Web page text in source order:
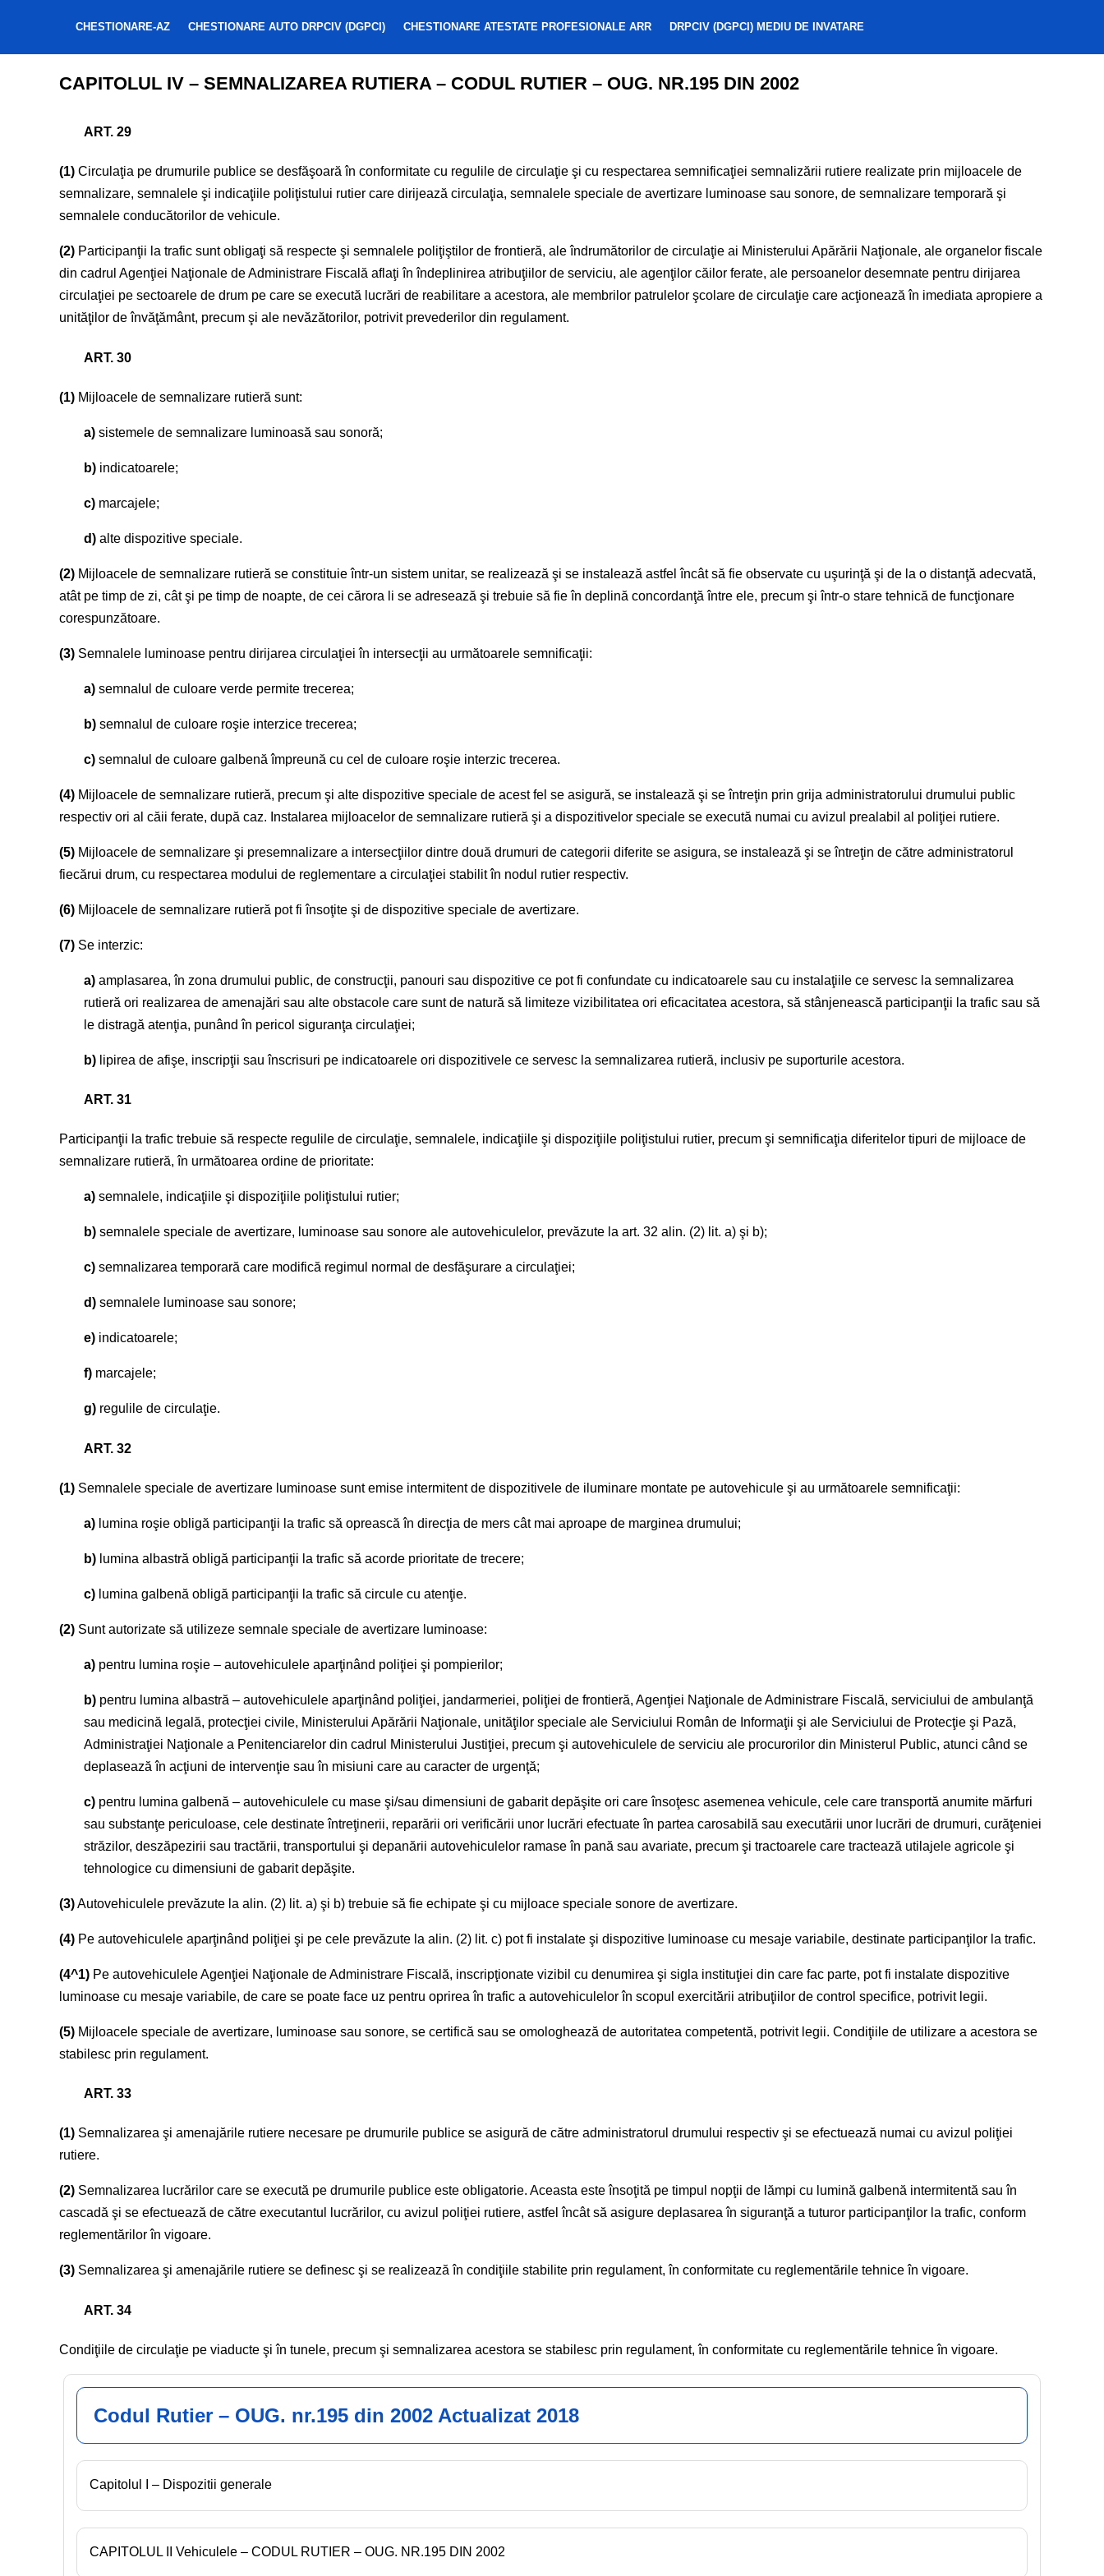
CHESTIONARE-AZ CHESTIONARE AUTO DRPCIV (DGPCI) CHESTIONARE ATESTATE PROFESIONALE ARR DRPCIV (DGPCI) MEDIU DE INVATARE
CAPITOLUL IV – SEMNALIZAREA RUTIERA – CODUL RUTIER – OUG. NR.195 DIN 2002
ART. 29
(1) Circulaţia pe drumurile publice se desfăşoară în conformitate cu regulile de circulaţie şi cu respectarea semnificaţiei semnalizării rutiere realizate prin mijloacele de
semnalizare, semnalele şi indicaţiile poliţistului rutier care dirijează circulaţia, semnalele speciale de avertizare luminoase sau sonore, de semnalizare temporară şi
semnalele conducătorilor de vehicule.
(2) Participanţii la trafic sunt obligaţi să respecte şi semnalele poliţiştilor de frontieră, ale îndrumătorilor de circulaţie ai Ministerului Apărării Naţionale, ale organelor fiscale
din cadrul Agenţiei Naţionale de Administrare Fiscală aflaţi în îndeplinirea atribuţiilor de serviciu, ale agenţilor căilor ferate, ale persoanelor desemnate pentru dirijarea
circulaţiei pe sectoarele de drum pe care se execută lucrări de reabilitare a acestora, ale membrilor patrulelor şcolare de circulaţie care acţionează în imediata apropiere a
unităţilor de învăţământ, precum şi ale nevăzătorilor, potrivit prevederilor din regulament.
ART. 30
(1) Mijloacele de semnalizare rutieră sunt:
a) sistemele de semnalizare luminoasă sau sonoră;
b) indicatoarele;
c) marcajele;
d) alte dispozitive speciale.
(2) Mijloacele de semnalizare rutieră se constituie într-un sistem unitar, se realizează şi se instalează astfel încât să fie observate cu uşurinţă şi de la o distanţă adecvată,
atât pe timp de zi, cât şi pe timp de noapte, de cei cărora li se adresează şi trebuie să fie în deplină concordanţă între ele, precum şi într-o stare tehnică de funcţionare
corespunzătoare.
(3) Semnalele luminoase pentru dirijarea circulaţiei în intersecţii au următoarele semnificaţii:
a) semnalul de culoare verde permite trecerea;
b) semnalul de culoare roşie interzice trecerea;
c) semnalul de culoare galbenă împreună cu cel de culoare roşie interzic trecerea.
(4) Mijloacele de semnalizare rutieră, precum şi alte dispozitive speciale de acest fel se asigură, se instalează şi se întreţin prin grija administratorului drumului public
respectiv ori al căii ferate, după caz. Instalarea mijloacelor de semnalizare rutieră şi a dispozitivelor speciale se execută numai cu avizul prealabil al poliţiei rutiere.
(5) Mijloacele de semnalizare şi presemnalizare a intersecţiilor dintre două drumuri de categorii diferite se asigura, se instalează şi se întreţin de către administratorul
fiecărui drum, cu respectarea modului de reglementare a circulaţiei stabilit în nodul rutier respectiv.
(6) Mijloacele de semnalizare rutieră pot fi însoţite şi de dispozitive speciale de avertizare.
(7) Se interzic:
a) amplasarea, în zona drumului public, de construcţii, panouri sau dispozitive ce pot fi confundate cu indicatoarele sau cu instalaţiile ce servesc la semnalizarea
rutieră ori realizarea de amenajări sau alte obstacole care sunt de natură să limiteze vizibilitatea ori eficacitatea acestora, să stânjenească participanţii la trafic sau să
le distragă atenţia, punând în pericol siguranţa circulaţiei;
b) lipirea de afişe, inscripţii sau înscrisuri pe indicatoarele ori dispozitivele ce servesc la semnalizarea rutieră, inclusiv pe suporturile acestora.
ART. 31
Participanţii la trafic trebuie să respecte regulile de circulaţie, semnalele, indicaţiile şi dispoziţiile poliţistului rutier, precum şi semnificaţia diferitelor tipuri de mijloace de
semnalizare rutieră, în următoarea ordine de prioritate:
a) semnalele, indicaţiile şi dispoziţiile poliţistului rutier;
b) semnalele speciale de avertizare, luminoase sau sonore ale autovehiculelor, prevăzute la art. 32 alin. (2) lit. a) şi b);
c) semnalizarea temporară care modifică regimul normal de desfăşurare a circulaţiei;
d) semnalele luminoase sau sonore;
e) indicatoarele;
f) marcajele;
g) regulile de circulaţie.
ART. 32
(1) Semnalele speciale de avertizare luminoase sunt emise intermitent de dispozitivele de iluminare montate pe autovehicule şi au următoarele semnificaţii:
a) lumina roşie obligă participanţii la trafic să oprească în direcţia de mers cât mai aproape de marginea drumului;
b) lumina albastră obligă participanţii la trafic să acorde prioritate de trecere;
c) lumina galbenă obligă participanţii la trafic să circule cu atenţie.
(2) Sunt autorizate să utilizeze semnale speciale de avertizare luminoase:
a) pentru lumina roşie – autovehiculele aparţinând poliţiei şi pompierilor;
b) pentru lumina albastră – autovehiculele aparţinând poliţiei, jandarmeriei, poliţiei de frontieră, Agenţiei Naţionale de Administrare Fiscală, serviciului de ambulanţă
sau medicină legală, protecţiei civile, Ministerului Apărării Naţionale, unităţilor speciale ale Serviciului Român de Informaţii şi ale Serviciului de Protecţie şi Pază,
Administraţiei Naţionale a Penitenciarelor din cadrul Ministerului Justiţiei, precum şi autovehiculele de serviciu ale procurorilor din Ministerul Public, atunci când se
deplasează în acţiuni de intervenţie sau în misiuni care au caracter de urgenţă;
c) pentru lumina galbenă – autovehiculele cu mase şi/sau dimensiuni de gabarit depăşite ori care însoţesc asemenea vehicule, cele care transportă anumite mărfuri
sau substanţe periculoase, cele destinate întreţinerii, reparării ori verificării unor lucrări efectuate în partea carosabilă sau executării unor lucrări de drumuri, curăţeniei
străzilor, deszăpezirii sau tractării, transportului şi depanării autovehiculelor ramase în pană sau avariate, precum şi tractoarele care tractează utilajele agricole şi
tehnologice cu dimensiuni de gabarit depăşite.
(3)Autovehiculele prevăzute la alin. (2) lit. a) şi b) trebuie să fie echipate şi cu mijloace speciale sonore de avertizare.
(4) Pe autovehiculele aparţinând poliţiei şi pe cele prevăzute la alin. (2) lit. c) pot fi instalate şi dispozitive luminoase cu mesaje variabile, destinate participanţilor la trafic.
(4^1) Pe autovehiculele Agenţiei Naţionale de Administrare Fiscală, inscripţionate vizibil cu denumirea şi sigla instituţiei din care fac parte, pot fi instalate dispozitive
luminoase cu mesaje variabile, de care se poate face uz pentru oprirea în trafic a autovehiculelor în scopul exercitării atribuţiilor de control specifice, potrivit legii.
(5) Mijloacele speciale de avertizare, luminoase sau sonore, se certifică sau se omologhează de autoritatea competentă, potrivit legii. Condiţiile de utilizare a acestora se
stabilesc prin regulament.
ART. 33
(1) Semnalizarea şi amenajările rutiere necesare pe drumurile publice se asigură de către administratorul drumului respectiv şi se efectuează numai cu avizul poliţiei
rutiere.
(2) Semnalizarea lucrărilor care se execută pe drumurile publice este obligatorie. Aceasta este însoţită pe timpul nopţii de lămpi cu lumină galbenă intermitentă sau în
cascadă şi se efectuează de către executantul lucrărilor, cu avizul poliţiei rutiere, astfel încât să asigure deplasarea în siguranţă a tuturor participanţilor la trafic, conform
reglementărilor în vigoare.
(3) Semnalizarea şi amenajările rutiere se definesc şi se realizează în condiţiile stabilite prin regulament, în conformitate cu reglementările tehnice în vigoare.
ART. 34
Condiţiile de circulaţie pe viaducte şi în tunele, precum şi semnalizarea acestora se stabilesc prin regulament, în conformitate cu reglementările tehnice în vigoare.
Codul Rutier – OUG. nr.195 din 2002 Actualizat 2018
Capitolul I – Dispozitii generale
CAPITOLUL II Vehiculele – CODUL RUTIER – OUG. NR.195 DIN 2002